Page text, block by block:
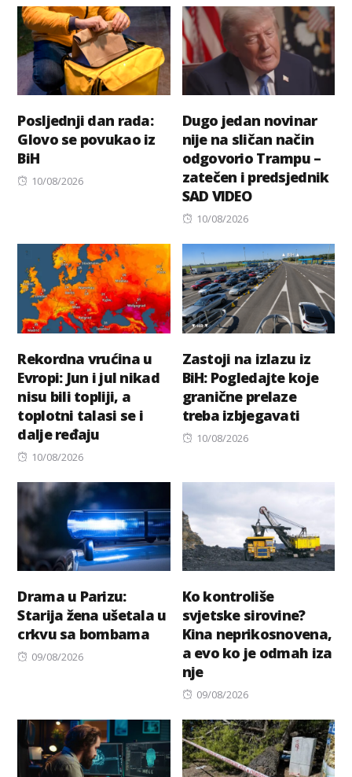
Posljednji dan rada:
Glovo se povukao iz
BiH
Posted
10/08/2026
Dugo jedan novinar
nije na sličan način
odgovorio Trampu –
zatečen i predsjednik
SAD VIDEO
Posted
10/08/2026
Rekordna vrućina u
Evropi: Jun i jul nikad
nisu bili topliji, a
toplotni talasi se i
dalje ređaju
Posted
10/08/2026
Zastoji na izlazu iz
BiH: Pogledajte koje
granične prelaze
treba izbjegavati
Posted
10/08/2026
Drama u Parizu:
Starija žena ušetala u
crkvu sa bombama
Posted
09/08/2026
Ko kontroliše
svjetske sirovine?
Kina neprikosnovena,
a evo ko je odmah iza
nje
Posted
09/08/2026